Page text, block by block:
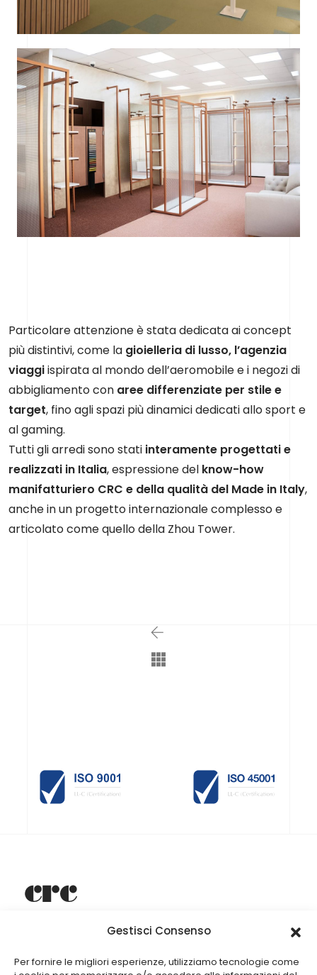
Gestisci Consenso
Per fornire le migliori esperienze, utilizziamo tecnologie come
Particolare attenzione è stata dedicata ai concept
più distintivi, come la gioielleria di lusso, l’agenzia
viaggiispirata al mondo dell’aeromobile e i negozi di
abbigliamento con aree differenziate per stile e
target, fino agli spazi più dinamici dedicati allo sport e
al gaming.
Tutti gli arredi sono stati interamente progettati e
realizzati in Italia, espressione del know-how
manifatturiero CRC e della qualità del Made in Italy,
anche in un progetto internazionale complesso e
articolato come quello della Zhou Tower.
Dal 1949, CRC Srl è specializzata nella progettazione e
commerciali.